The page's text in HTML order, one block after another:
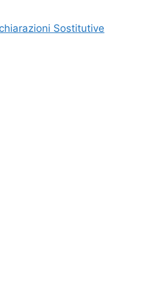
Sostitutive